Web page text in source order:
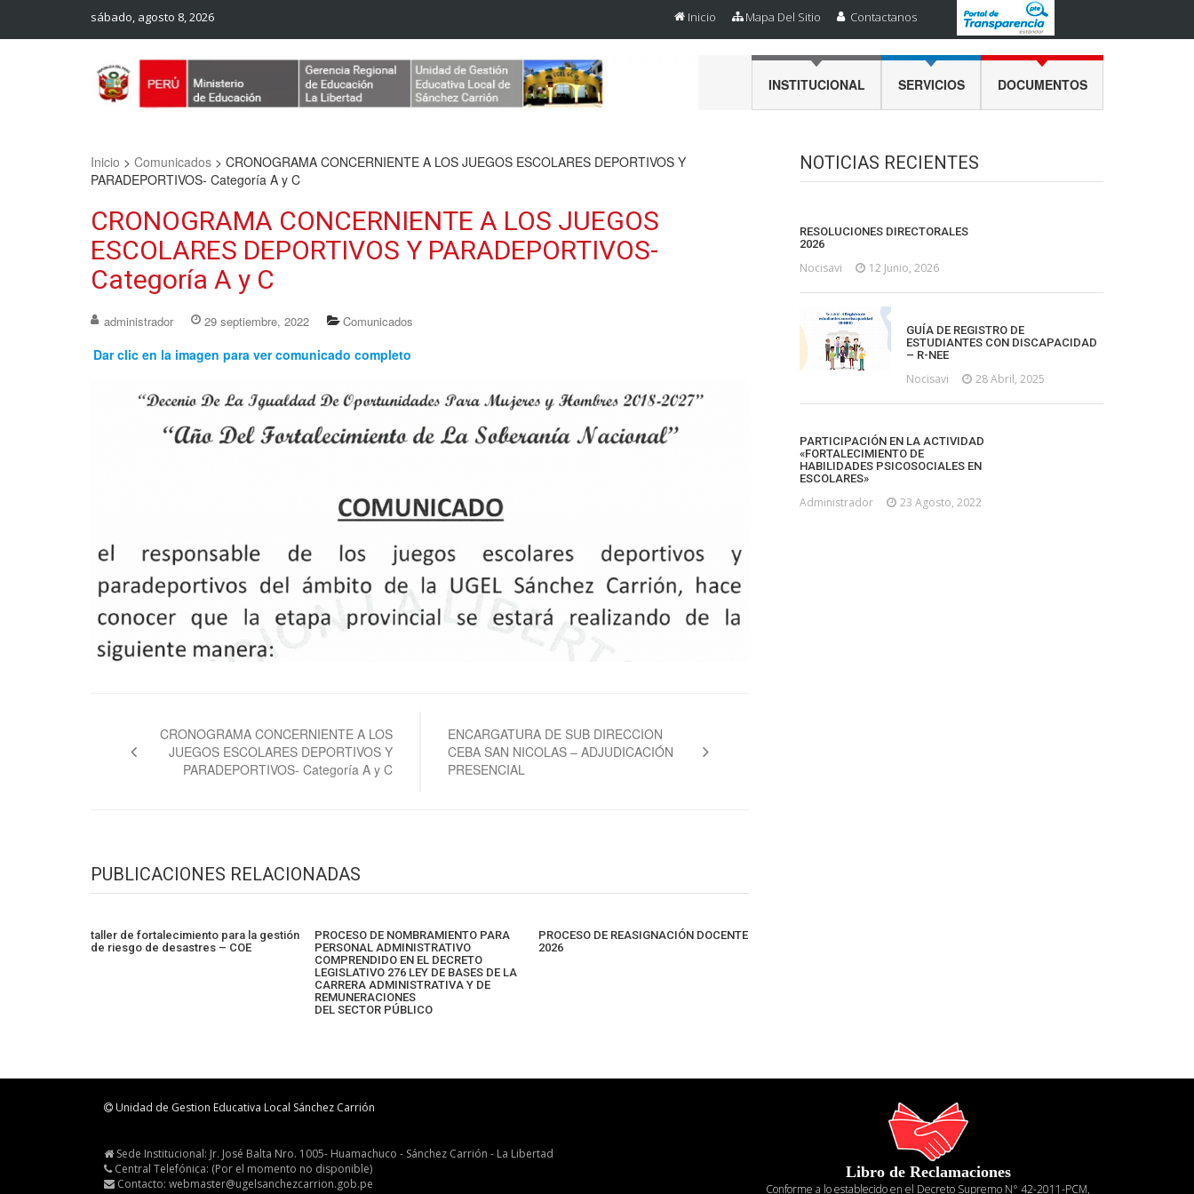
sábado, agosto 8, 2026 Inicio Mapa Del Sitio Contactanos
INSTITUCIONAL SERVICIOS DOCUMENTOS
Inicio > Comunicados > CRONOGRAMA CONCERNIENTE A LOS JUEGOS ESCOLARES DEPORTIVOS Y
PARADEPORTIVOS- Categoría A y C
CRONOGRAMA CONCERNIENTE A LOS JUEGOS
ESCOLARES DEPORTIVOS Y PARADEPORTIVOS-
Categoría A y C
administrador 29 septiembre, 2022 Comunicados
Dar clic en la imagen para ver comunicado completo
entradas
CRONOGRAMA CONCERNIENTE A LOS
JUEGOS ESCOLARES DEPORTIVOS Y
PARADEPORTIVOS- Categoría A y C
ENCARGATURA DE SUB DIRECCION
CEBA SAN NICOLAS – ADJUDICACIÓN
PRESENCIAL
PUBLICACIONES RELACIONADAS
taller de fortalecimiento para la gestión
de riesgo de desastres – COE
PROCESO DE NOMBRAMIENTO PARA
PERSONAL ADMINISTRATIVO
COMPRENDIDO EN EL DECRETO
LEGISLATIVO 276 LEY DE BASES DE LA
CARRERA ADMINISTRATIVA Y DE
REMUNERACIONES
DEL SECTOR PÚBLICO
PROCESO DE REASIGNACIÓN DOCENTE
2026
NOTICIAS RECIENTES
RESOLUCIONES DIRECTORALES
2026
Nocisavi 12 Junio, 2026
GUÍA DE REGISTRO DE
ESTUDIANTES CON DISCAPACIDAD
– R-NEE
Nocisavi 28 Abril, 2025
PARTICIPACIÓN EN LA ACTIVIDAD
«FORTALECIMIENTO DE
HABILIDADES PSICOSOCIALES EN
ESCOLARES»
Administrador 23 Agosto, 2022
Unidad de Gestion Educativa Local Sánchez Carrión
Sede Institucional: Jr. José Balta Nro. 1005- Huamachuco - Sánchez Carrión - La Libertad
Central Telefónica: (Por el momento no disponible)
Contacto: webmaster@ugelsanchezcarrion.gob.pe
Libro de Reclamaciones
Conforme a lo establecido en el Decreto Supremo N° 42-2011-PCM,